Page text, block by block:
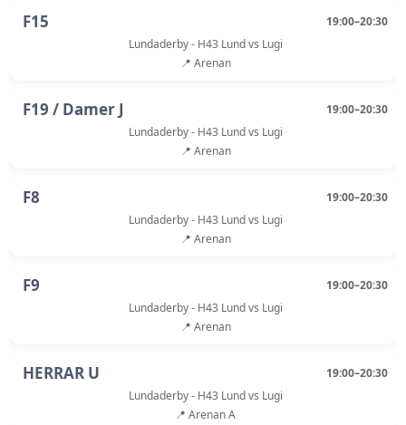
F15
19:00–20:30
Lundaderby - H43 Lund vs Lugi
📍 Arenan
F19 / Damer J
19:00–20:30
Lundaderby - H43 Lund vs Lugi
📍 Arenan
F8
19:00–20:30
Lundaderby - H43 Lund vs Lugi
📍 Arenan
F9
19:00–20:30
Lundaderby - H43 Lund vs Lugi
📍 Arenan
HERRAR U
19:00–20:30
Lundaderby - H43 Lund vs Lugi
📍 Arenan A